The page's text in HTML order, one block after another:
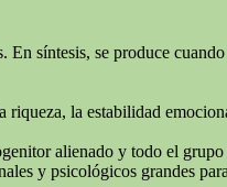
En síntesis, se produce
la estabilidad
alienado y todo el
y psicológicos grandes